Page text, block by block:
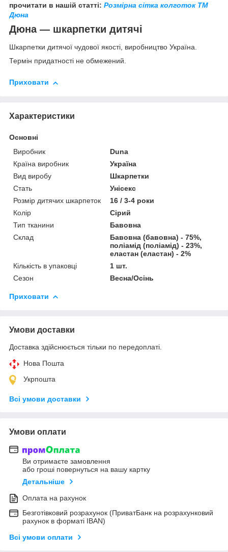
прочитати в нашій статті: Розмірна сітка колготок ТМ
Дюна
Дюна — шкарпетки дитячі
Шкарпетки дитячої чудової якості, виробництво Україна.
Термін придатності не обмежений.
Приховати
Характеристики
Основні
Виробник
Duna
Країна виробник
Україна
Вид виробу
Шкарпетки
Стать
Унісекс
Розмір дитячих шкарпеток
16 / 3-4 роки
Колір
Сірий
Тип тканини
Бавовна
Склад
Бавовна (бавовна) - 75%,
поліамід (поліамід) - 23%,
еластан (еластан) - 2%
Кількість в упаковці
1 шт.
Сезон
Весна/Осінь
Приховати
Умови доставки
Доставка здійснюється тільки по передоплаті.
Нова Пошта
Укрпошта
Всі умови доставки
Умови оплати
Ви отримаєте замовлення
або гроші повернуться на вашу картку
Детальніше
Оплата на рахунок
Безготівковий розрахунок (ПриватБанк на розрахунковий
рахунок в форматі IBAN)
Всі умови оплати